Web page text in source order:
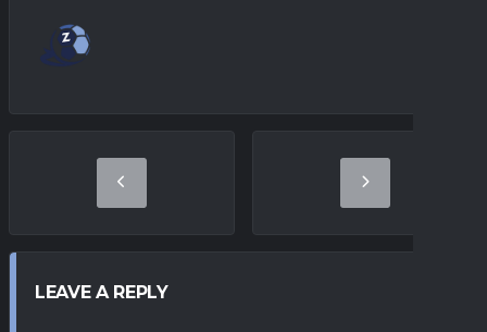
LEAVE A REPLY